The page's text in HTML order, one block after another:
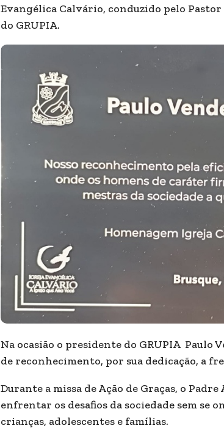
Evangélica Calvário, conduzido pelo
do GRUPIA.
Na ocasião o presidente do GRUPIA Paulo
de reconhecimento, por sua dedicação, a
Durante a missa de Ação de Graças, o
enfrentar os desafios da sociedade sem se
crianças, adolescentes e famílias.